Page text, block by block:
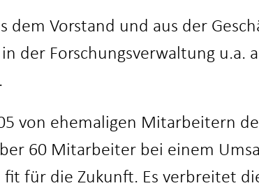
dem Vorstand und aus der
der Forschungsverwaltung u.a.
von ehemaligen Mitarbeitern
60 Mitarbeiter bei einem
für die Zukunft. Es verbreitet